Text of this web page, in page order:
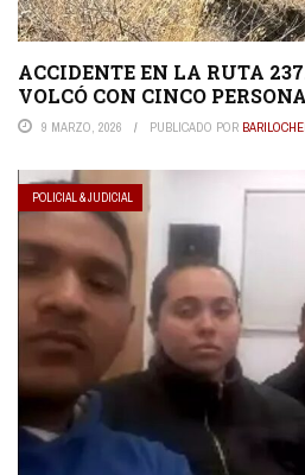
ACCIDENTE EN LA RUTA
VOLCÓ CON CINCO
9 MARZO, 2026 PUBLICADO POR
POLICIAL & JUDICIAL